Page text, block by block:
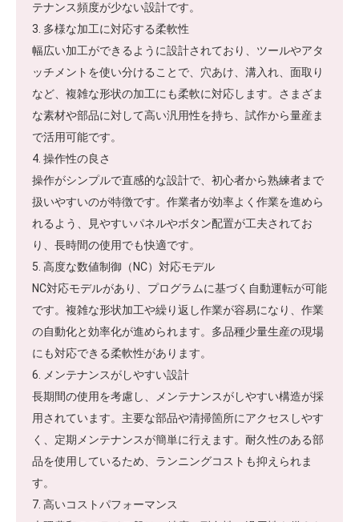
テナンス頻度が少ない設計です。
3. 多様な加工に対応する柔軟性
幅広い加工ができるように設計されており、ツールやアタ
ッチメントを使い分けることで、穴あけ、溝入れ、面取り
など、複雑な形状の加工にも柔軟に対応します。さまざま
な素材や部品に対して高い汎用性を持ち、試作から量産ま
で活用可能です。
4. 操作性の良さ
操作がシンプルで直感的な設計で、初心者から熟練者まで
扱いやすいのが特徴です。作業者が効率よく作業を進めら
れるよう、見やすいパネルやボタン配置が工夫されてお
り、長時間の使用でも快適です。
5. 高度な数値制御（NC）対応モデル
NC対応モデルがあり、プログラムに基づく自動運転が可能
です。複雑な形状加工や繰り返し作業が容易になり、作業
の自動化と効率化が進められます。多品種少量生産の現場
にも対応できる柔軟性があります。
6. メンテナンスがしやすい設計
長期間の使用を考慮し、メンテナンスがしやすい構造が採
用されています。主要な部品や清掃箇所にアクセスしやす
く、定期メンテナンスが簡単に行えます。耐久性のある部
品を使用しているため、ランニングコストも抑えられま
す。
7. 高いコストパフォーマンス